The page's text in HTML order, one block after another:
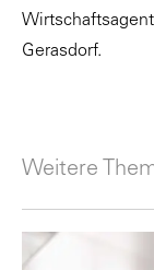
Gerasdorf.
Weitere